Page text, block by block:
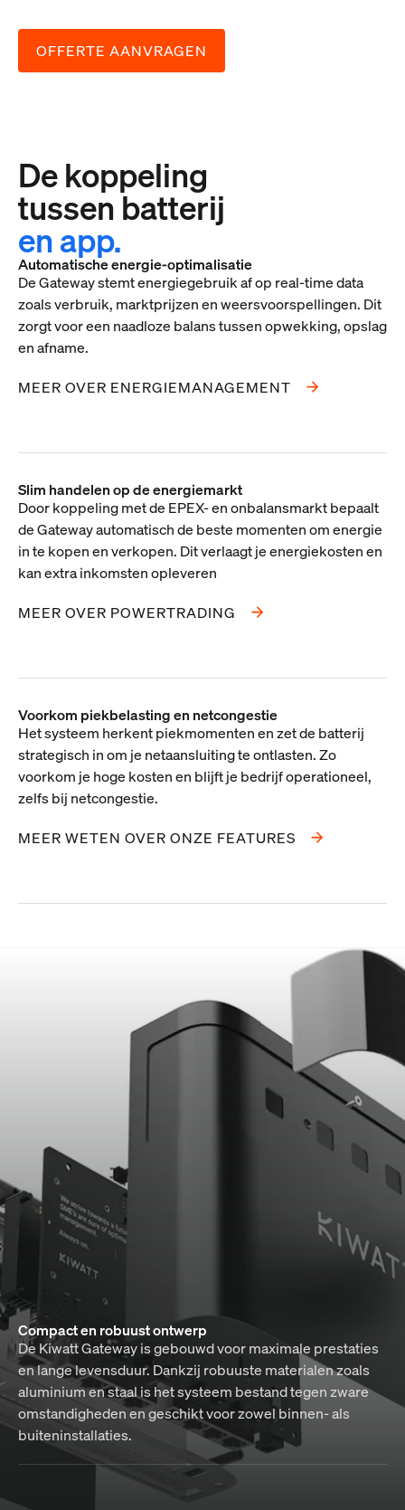
OFFERTE AANVRAGEN
De koppeling
tussen batterij
en app.
Automatische energie-optimalisatie
De Gateway stemt energiegebruik af op real-time data
zoals verbruik, marktprijzen en weersvoorspellingen. Dit
zorgt voor een naadloze balans tussen opwekking, opslag
en afname.
MEER OVER ENERGIEMANAGEMENT
Slim handelen op de energiemarkt
Door koppeling met de EPEX- en onbalansmarkt bepaalt
de Gateway automatisch de beste momenten om energie
in te kopen en verkopen. Dit verlaagt je energiekosten en
kan extra inkomsten opleveren
MEER OVER POWERTRADING
Voorkom piekbelasting en netcongestie
Het systeem herkent piekmomenten en zet de batterij
strategisch in om je netaansluiting te ontlasten. Zo
voorkom je hoge kosten en blijft je bedrijf operationeel,
zelfs bij netcongestie.
MEER WETEN OVER ONZE FEATURES
Compact en robuust ontwerp
De Kiwatt Gateway is gebouwd voor maximale prestaties
en lange levensduur. Dankzij robuuste materialen zoals
aluminium en staal is het systeem bestand tegen zware
omstandigheden en geschikt voor zowel binnen- als
buiteninstallaties.